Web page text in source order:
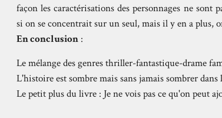
façon les caractérisations des personnages ne sont
si on se concentrait sur un seul, mais il y en a plus,
En conclusion:
Le mélange des genres thriller-fantastique-drame
L'histoire est sombre mais sans jamais sombrer
Le petit plus du livre : Je ne vois pas ce qu'on peut